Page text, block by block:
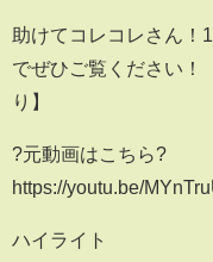
助けてコレコレさん！
でぜひご覧ください！
り】
?元動画はこちら?
https://youtu.be/
ハイライト